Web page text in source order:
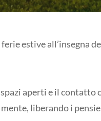
estive all’insegna
aperti e il contatto
liberando i